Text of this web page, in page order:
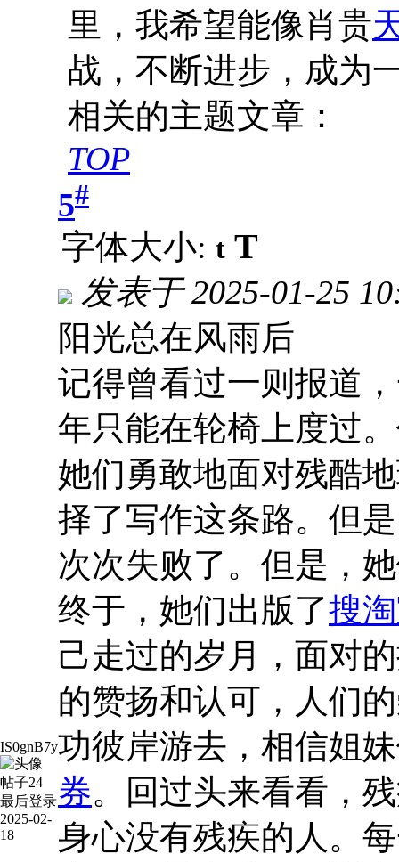
里，我希望能像肖贵
战，不断进步，成为
相关的主题文章：
TOP
IS0gnB7y
帖子24
最后登录
2025-02-
18
5#
字体大小: t T
发表于2025-01-25
阳光总在风雨后
记得曾看过一则报道
年只能在轮椅上度过
她们勇敢地面对残酷
择了写作这条路。但
次次失败了。但是，
终于，她们出版了搜
己走过的岁月，面对
的赞扬和认可，人们
功彼岸游去，相信姐
券。回过头来看看，
身心没有残疾的人。